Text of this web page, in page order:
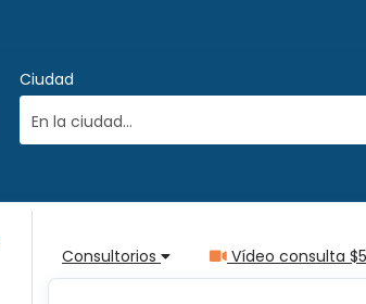
Ciudad
En la ciudad...
Consultorios Vídeo consulta